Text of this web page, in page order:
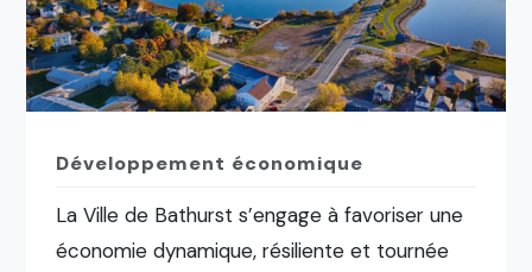
Développement économique
La Ville de Bathurst s’engage à favoriser une
économie dynamique, résiliente et tournée